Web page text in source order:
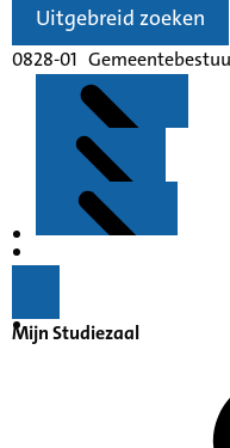
Uitgebreid zoeken
0828-01
Inventaris
Mijn Studiezaal